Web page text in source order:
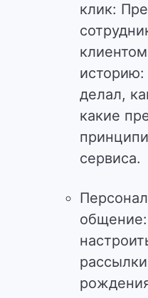
клик:
историю:
делал,
какие
сервиса.